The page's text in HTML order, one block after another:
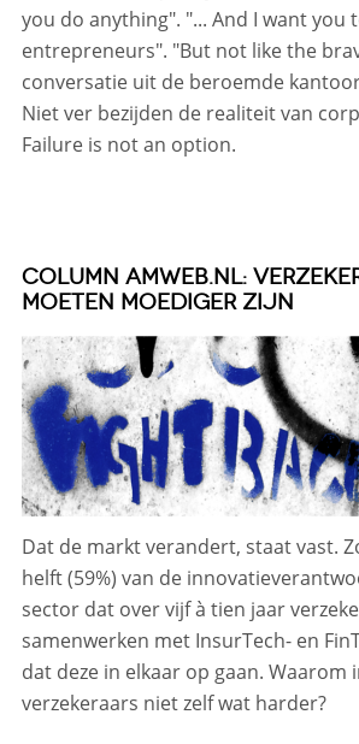
you do anything". "... And I want you
entrepreneurs". "But not like the
conversatie uit de beroemde
Niet ver bezijden de realiteit van
Failure is not an option.
COLUMN AMWEB.NL:
MOETEN MOEDIGER ZIJN
Dat de markt verandert, staat vast.
helft (59%) van de
sector dat over vijf à tien jaar
samenwerken met InsurTech- en
dat deze in elkaar op gaan. Waarom
verzekeraars niet zelf wat harder?